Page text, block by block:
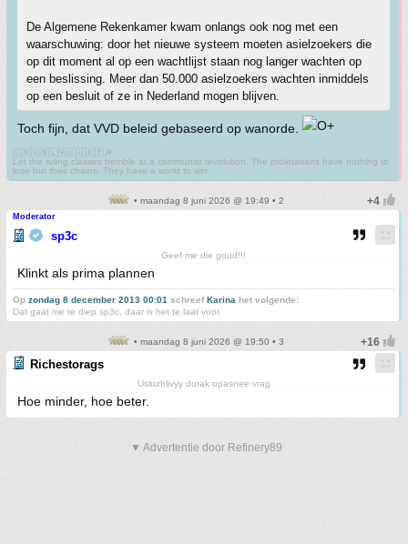
De Algemene Rekenkamer kwam onlangs ook nog met een
waarschuwing: door het nieuwe systeem moeten asielzoekers die
op dit moment al op een wachtlijst staan nog langer wachten op
een beslissing. Meer dan 50.000 asielzoekers wachten inmiddels
op een besluit of ze in Nederland mogen blijven.
Toch fijn, dat VVD beleid gebaseerd op wanorde.
🇨🇳🇻🇳🇱🇦🇨🇺🇰🇵☭
Let the ruling classes tremble at a communist revolution. The proletarians have nothing to
lose but their chains. They have a world to win.
• maandag 8 juni 2026 @ 19:49 • 2
Moderator
sp3c
Geef me die goud!!!
Klinkt als prima plannen
Op zondag 8 december 2013 00:01 schreefKarina het volgende:
Dat gaat me te diep sp3c, daar is het te laat voor.
• maandag 8 juni 2026 @ 19:50 • 3
Richestorags
Usluzhlivyy durak opasnee vrag
Hoe minder, hoe beter.
▼ Advertentie door Refinery89